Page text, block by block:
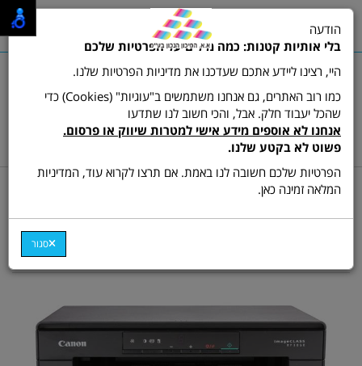
שרות לקוחות ותמיכה:03-9511473
hamikun4u@gmail.com
תפריט
דף בית מדפסות מדפסת משולבת ש/ל
מדפסת משולבת דגם Canon
הודעה
בלי אותיות קטנות: כמה מילים על הפרטיות שלכם
היי, רצינו ליידע אתכם שעדכנו את מדיניות הפרטיות שלנו.
כמו רוב האתרים, גם אנחנו משתמשים ב"עוגיות" (Cookies) כדי
שהכל יעבוד חלק. אבל, והכי חשוב לנו שתדעו
אנחנו לא אוספים מידע אישי למטרות שיווק או פרסום.
פשוט לא בקטע שלנו.
הפרטיות שלכם חשובה לנו באמת. אם תרצו לקרוא עוד, המדיניות
המלאה זמינה כאן.
סגור